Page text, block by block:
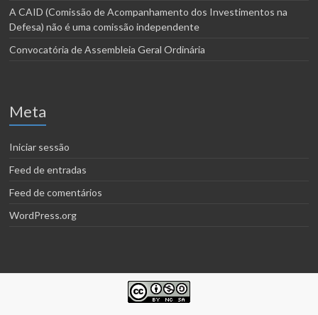
A CAID (Comissão de Acompanhamento dos Investimentos na
Defesa) não é uma comissão independente
Convocatória de Assembleia Geral Ordinária
Meta
Iniciar sessão
Feed de entradas
Feed de comentários
WordPress.org